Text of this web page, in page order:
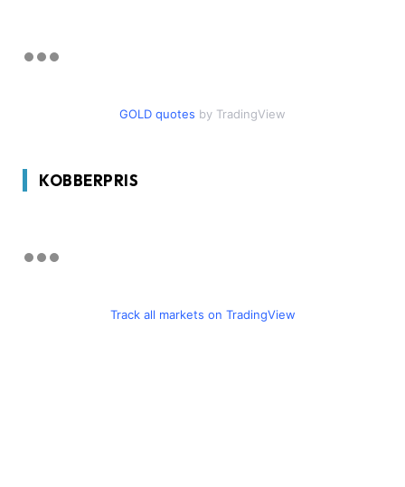
GOLD quotes by TradingView
KOBBERPRIS
Track all markets on TradingView